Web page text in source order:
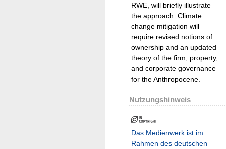
RWE, will briefly illustrate
the approach. Climate
change mitigation will
require revised notions of
ownership and an updated
theory of the firm, property,
and corporate governance
for the Anthropocene.
Nutzungshinweis
Das Medienwerk ist im
Rahmen des deutschen